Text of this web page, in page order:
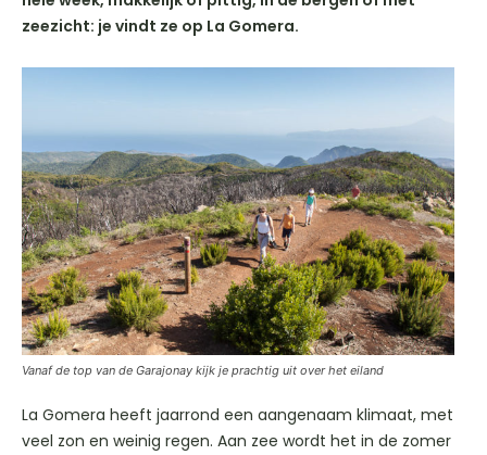
zeezicht: je vindt ze op La Gomera.
Vanaf de top van de Garajonay kijk je prachtig uit over het eiland
La Gomera heeft jaarrond een aangenaam klimaat, met
veel zon en weinig regen. Aan zee wordt het in de zomer